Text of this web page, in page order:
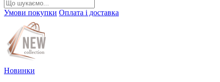
Умови покупки Оплата і доставка
Новинки